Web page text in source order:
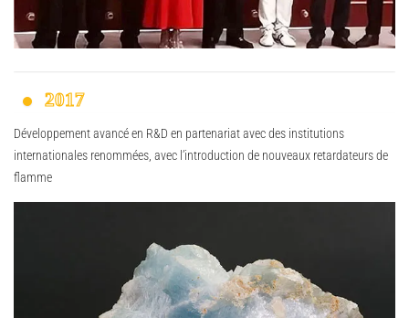
2017
Développement avancé en R&D en partenariat avec des institutions
internationales renommées, avec l’introduction de nouveaux retardateurs de
flamme